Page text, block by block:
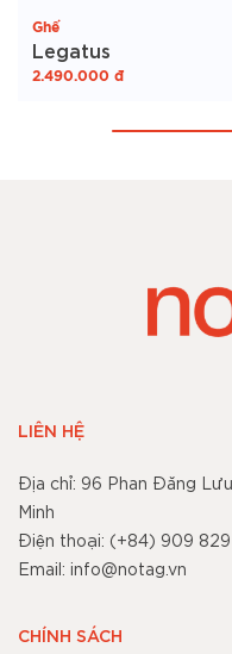
Ghế
Legatus
2.490.000 đ
LIÊN HỆ
Địa chỉ: 96 Phan Đăng
Minh
Điện thoại: (+84) 909 829
Email: info@notag.vn
CHÍNH SÁCH